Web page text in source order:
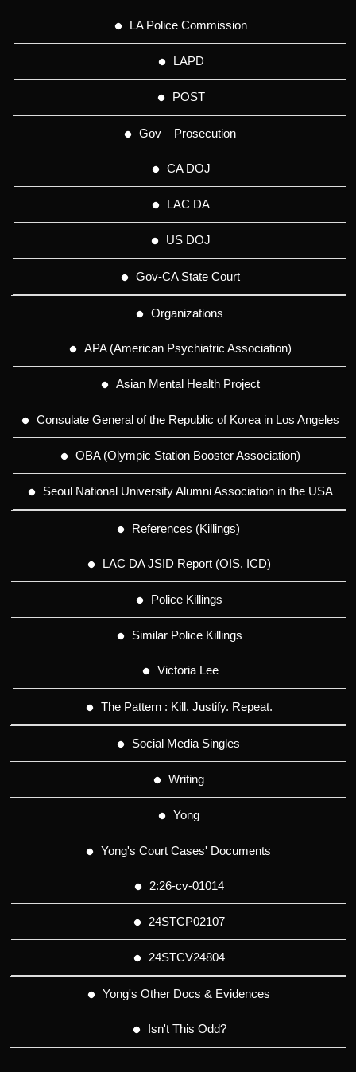
LA Police Commission
LAPD
POST
Gov – Prosecution
CA DOJ
LAC DA
US DOJ
Gov-CA State Court
Organizations
APA (American Psychiatric Association)
Asian Mental Health Project
Consulate General of the Republic of Korea in Los Angeles
OBA (Olympic Station Booster Association)
Seoul National University Alumni Association in the USA
References (Killings)
LAC DA JSID Report (OIS, ICD)
Police Killings
Similar Police Killings
Victoria Lee
The Pattern : Kill. Justify. Repeat.
Social Media Singles
Writing
Yong
Yong's Court Cases' Documents
2:26-cv-01014
24STCP02107
24STCV24804
Yong's Other Docs & Evidences
Isn't This Odd?